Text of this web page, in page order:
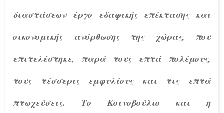
διαστάσεων έργο εδαφικής επέκτασης και
οικονομικής ανόρθωσης της χώρας, που
επιτελέστηκε, παρά τους επτά πολέμους,
τους τέσσερις εμφυλίους και τις επτά
πτωχεύσεις. Το Κοινοβούλιο και η